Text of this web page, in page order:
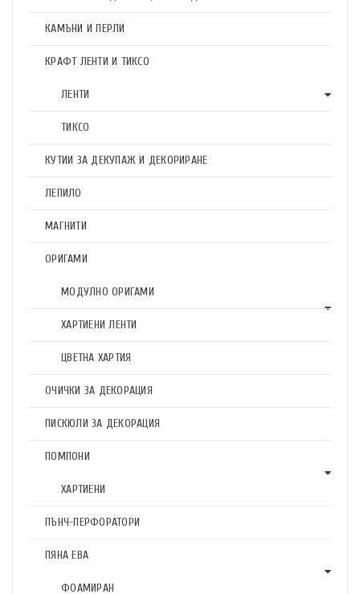
КАМЪНИ И ПЕРЛИ
КРАФТ ЛЕНТИ И ТИКСО
ЛЕНТИ
ТИКСО
КУТИИ ЗА ДЕКУПАЖ И ДЕКОРИРАНЕ
ЛЕПИЛО
МАГНИТИ
ОРИГАМИ
МОДУЛНО ОРИГАМИ
ХАРТИЕНИ ЛЕНТИ
ЦВЕТНА ХАРТИЯ
ОЧИЧКИ ЗА ДЕКОРАЦИЯ
ПИСКЮЛИ ЗА ДЕКОРАЦИЯ
ПОМПОНИ
ХАРТИЕНИ
ПЪНЧ-ПЕРФОРАТОРИ
ПЯНА ЕВА
ФОАМИРАН